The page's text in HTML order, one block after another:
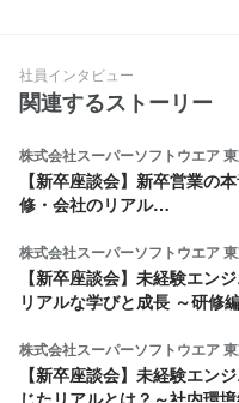
社員インタビュー
関連するストーリー
株式会社スーパーソフトウエア
【新卒座談会】新卒営業の
修・会社のリアル…
株式会社スーパーソフトウエア
【新卒座談会】未経験エン
リアルな学びと成長 ～研修
株式会社スーパーソフトウエア
【新卒座談会】未経験エン
じたリアルとは？～社内環